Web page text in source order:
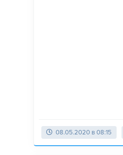
08.05.2020 в 08:15